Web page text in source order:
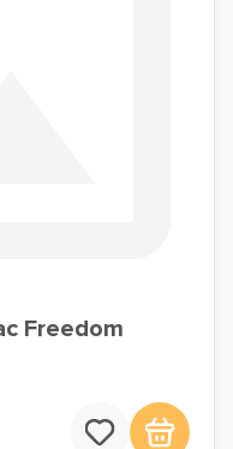
Freedom